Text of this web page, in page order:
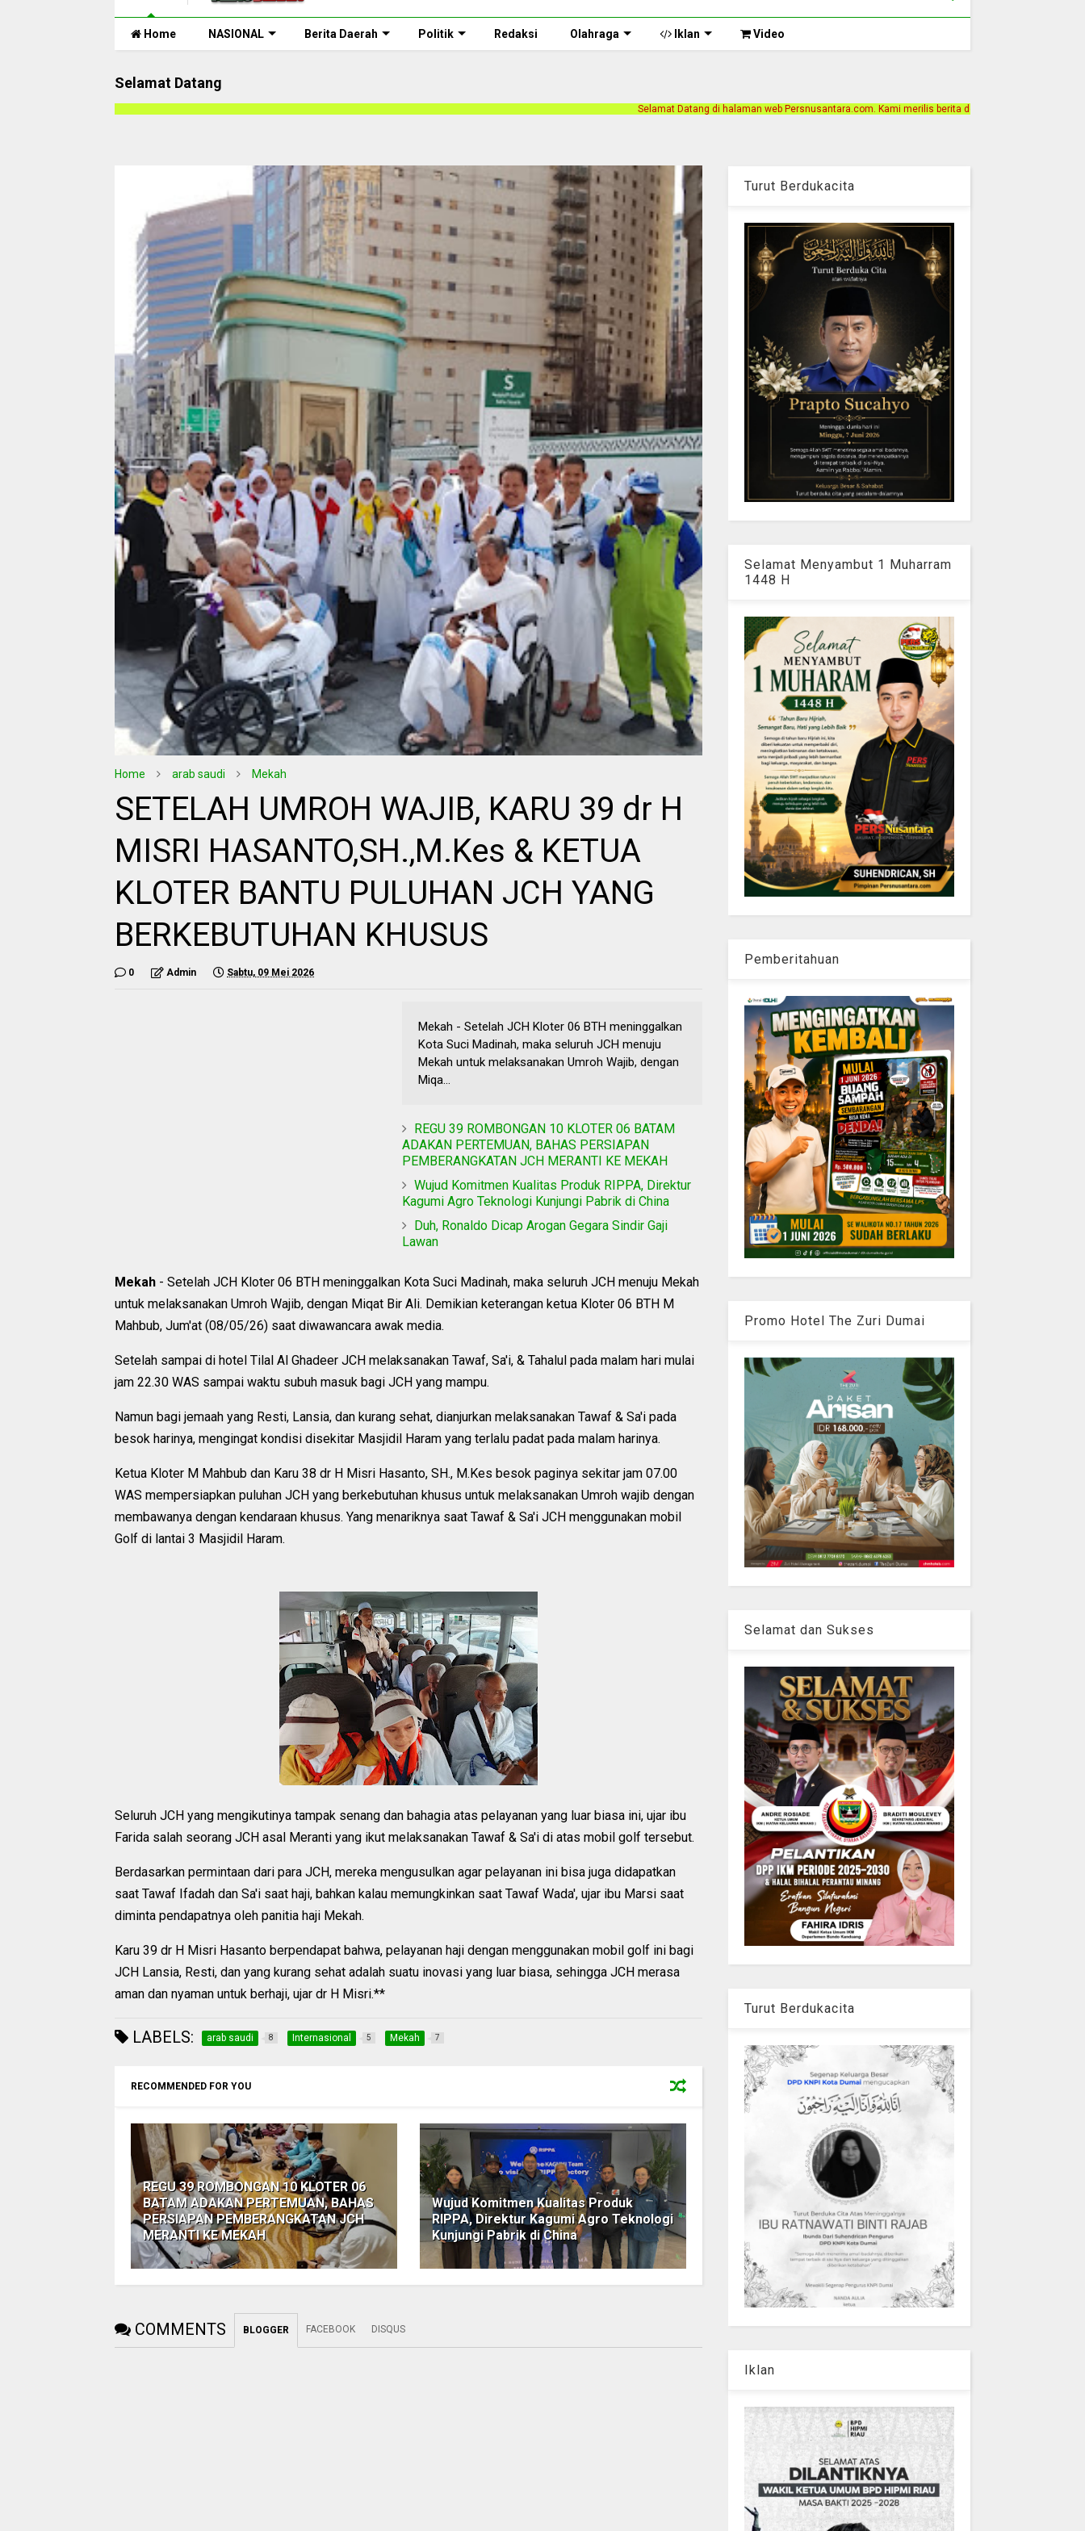
Home NASIONAL Berita Daerah Politik Redaksi Olahraga Iklan Video
Selamat Datang
Selamat Datang di halaman web Persnusantara.com. Kami merilis berita dengan motto Akurat, Independen, Terpercaya.
Home arab saudi Mekah
SETELAH UMROH WAJIB, KARU 39 dr H
MISRI HASANTO,SH.,M.Kes & KETUA
KLOTER BANTU PULUHAN JCH YANG
BERKEBUTUHAN KHUSUS
0 Admin Sabtu, 09 Mei 2026
Mekah - Setelah JCH Kloter 06 BTH meninggalkan
Kota Suci Madinah, maka seluruh JCH menuju
Mekah untuk melaksanakan Umroh Wajib, dengan
Miqa...
REGU 39 ROMBONGAN 10 KLOTER 06 BATAM
ADAKAN PERTEMUAN, BAHAS PERSIAPAN
PEMBERANGKATAN JCH MERANTI KE MEKAH
Wujud Komitmen Kualitas Produk RIPPA, Direktur
Kagumi Agro Teknologi Kunjungi Pabrik di China
Duh, Ronaldo Dicap Arogan Gegara Sindir Gaji
Lawan
Mekah - Setelah JCH Kloter 06 BTH meninggalkan Kota Suci Madinah, maka seluruh JCH menuju Mekah
untuk melaksanakan Umroh Wajib, dengan Miqat Bir Ali. Demikian keterangan ketua Kloter 06 BTH M
Mahbub, Jum'at (08/05/26) saat diwawancara awak media.
Setelah sampai di hotel Tilal Al Ghadeer JCH melaksanakan Tawaf, Sa'i, & Tahalul pada malam hari mulai
jam 22.30 WAS sampai waktu subuh masuk bagi JCH yang mampu.
Namun bagi jemaah yang Resti, Lansia, dan kurang sehat, dianjurkan melaksanakan Tawaf & Sa'i pada
besok harinya, mengingat kondisi disekitar Masjidil Haram yang terlalu padat pada malam harinya.
Ketua Kloter M Mahbub dan Karu 38 dr H Misri Hasanto, SH., M.Kes besok paginya sekitar jam 07.00
WAS mempersiapkan puluhan JCH yang berkebutuhan khusus untuk melaksanakan Umroh wajib dengan
membawanya dengan kendaraan khusus. Yang menariknya saat Tawaf & Sa'i JCH menggunakan mobil
Golf di lantai 3 Masjidil Haram.
Seluruh JCH yang mengikutinya tampak senang dan bahagia atas pelayanan yang luar biasa ini, ujar ibu
Farida salah seorang JCH asal Meranti yang ikut melaksanakan Tawaf & Sa'i di atas mobil golf tersebut.
Berdasarkan permintaan dari para JCH, mereka mengusulkan agar pelayanan ini bisa juga didapatkan
saat Tawaf Ifadah dan Sa'i saat haji, bahkan kalau memungkinkan saat Tawaf Wada', ujar ibu Marsi saat
diminta pendapatnya oleh panitia haji Mekah.
Karu 39 dr H Misri Hasanto berpendapat bahwa, pelayanan haji dengan menggunakan mobil golf ini bagi
JCH Lansia, Resti, dan yang kurang sehat adalah suatu inovasi yang luar biasa, sehingga JCH merasa
aman dan nyaman untuk berhaji, ujar dr H Misri.**
LABELS: arab saudi 8 Internasional 5 Mekah 7
RECOMMENDED FOR YOU
REGU 39 ROMBONGAN 10 KLOTER 06
BATAM ADAKAN PERTEMUAN, BAHAS
PERSIAPAN PEMBERANGKATAN JCH
MERANTI KE MEKAH
Wujud Komitmen Kualitas Produk
RIPPA, Direktur Kagumi Agro Teknologi
Kunjungi Pabrik di China
COMMENTS BLOGGER FACEBOOK DISQUS
Turut Berdukacita
Selamat Menyambut 1 Muharram
1448 H
Pemberitahuan
Promo Hotel The Zuri Dumai
Selamat dan Sukses
Turut Berdukacita
Iklan